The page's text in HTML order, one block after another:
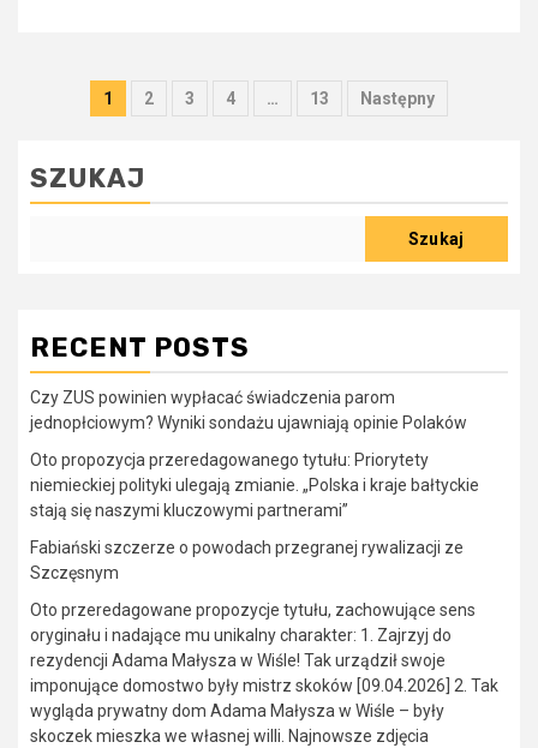
Stronicowanie
1 2 3 4 … 13 Następny
SZUKAJ
Szukaj
RECENT POSTS
Czy ZUS powinien wypłacać świadczenia parom
jednopłciowym? Wyniki sondażu ujawniają opinie Polaków
Oto propozycja przeredagowanego tytułu: Priorytety
niemieckiej polityki ulegają zmianie. „Polska i kraje bałtyckie
stają się naszymi kluczowymi partnerami”
Fabiański szczerze o powodach przegranej rywalizacji ze
Szczęsnym
Oto przeredagowane propozycje tytułu, zachowujące sens
oryginału i nadające mu unikalny charakter: 1. Zajrzyj do
rezydencji Adama Małysza w Wiśle! Tak urządził swoje
imponujące domostwo były mistrz skoków [09.04.2026] 2. Tak
wygląda prywatny dom Adama Małysza w Wiśle – były
skoczek mieszka we własnej willi. Najnowsze zdjęcia